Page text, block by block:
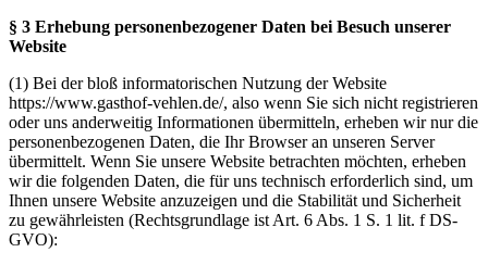
§ 3 Erhebung personenbezogener Daten bei Besuch unserer
Website
(1) Bei der bloß informatorischen Nutzung der Website
https://www.gasthof-vehlen.de/, also wenn Sie sich nicht registrieren
oder uns anderweitig Informationen übermitteln, erheben wir nur die
personenbezogenen Daten, die Ihr Browser an unseren Server
übermittelt. Wenn Sie unsere Website betrachten möchten, erheben
wir die folgenden Daten, die für uns technisch erforderlich sind, um
Ihnen unsere Website anzuzeigen und die Stabilität und Sicherheit
zu gewährleisten (Rechtsgrundlage ist Art. 6 Abs. 1 S. 1 lit. f DS-
GVO):